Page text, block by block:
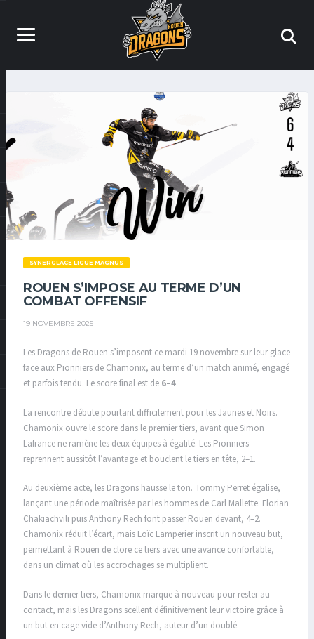
SYNERGLACE LIGUE MAGNUS
ROUEN S’IMPOSE AU TERME D’UN
COMBAT OFFENSIF
19 NOVEMBRE 2025
Les Dragons de Rouen s’imposent ce mardi 19 novembre sur leur glace
face aux Pionniers de Chamonix, au terme d’un match animé, engagé
et parfois tendu. Le score final est de 6–4.
La rencontre débute pourtant difficilement pour les Jaunes et Noirs.
Chamonix ouvre le score dans le premier tiers, avant que Simon
Lafrance ne ramène les deux équipes à égalité. Les Pionniers
reprennent aussitôt l’avantage et bouclent le tiers en tête, 2–1.
Au deuxième acte, les Dragons hausse le ton. Tommy Perret égalise,
lançant une période maîtrisée par les hommes de Carl Mallette. Florian
Chakiachvili puis Anthony Rech font passer Rouen devant, 4–2.
Chamonix réduit l’écart, mais Loïc Lamperier inscrit un nouveau but,
permettant à Rouen de clore ce tiers avec une avance confortable,
dans un climat où les accrochages se multiplient.
Dans le dernier tiers, Chamonix marque à nouveau pour rester au
contact, mais les Dragons scellent définitivement leur victoire grâce à
un but en cage vide d’Anthony Rech, auteur d’un doublé.